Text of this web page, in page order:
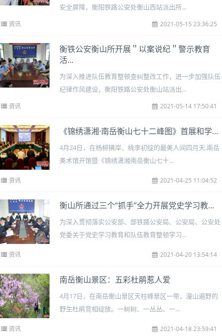
安全屏障，衡阳铁路公安处衡山西站派出所...
资讯 2021-05-15 23:36:25
衡铁公安衡山所开展＂以案说纪＂警示教育
活...
为深入推进队伍教育整顿查纠整改工作，进一步加强队伍
纪律作风建设，衡阳铁路公安处衡山站派出...
资讯 2021-05-14 17:50:41
《锦绣潇湘·南岳衡山七十二峰图》首展和学...
4月24日，在杨柳拂岸、桃李初绽的最美人间四月天,南岳
美术馆开馆暨《锦绣潇湘南岳衡山七十...
资讯 2021-04-25 11:04:52
衡山所通过三个“抓手”全力开展党史学习教...
为深入贯彻落实公安部、部铁路公安局、公安局、公安处
党委关于党史学习教育和队伍教育整顿学习...
资讯 2021-04-20 13:54:14
南岳衡山景区：五彩杜鹃惹人爱
4月17日，在南岳衡山景区天柱峰景区一带，漫山遍野的
野生杜鹃竞相绽放。一树树、一丛丛、一...
资讯 2021-04-18 23:59:41